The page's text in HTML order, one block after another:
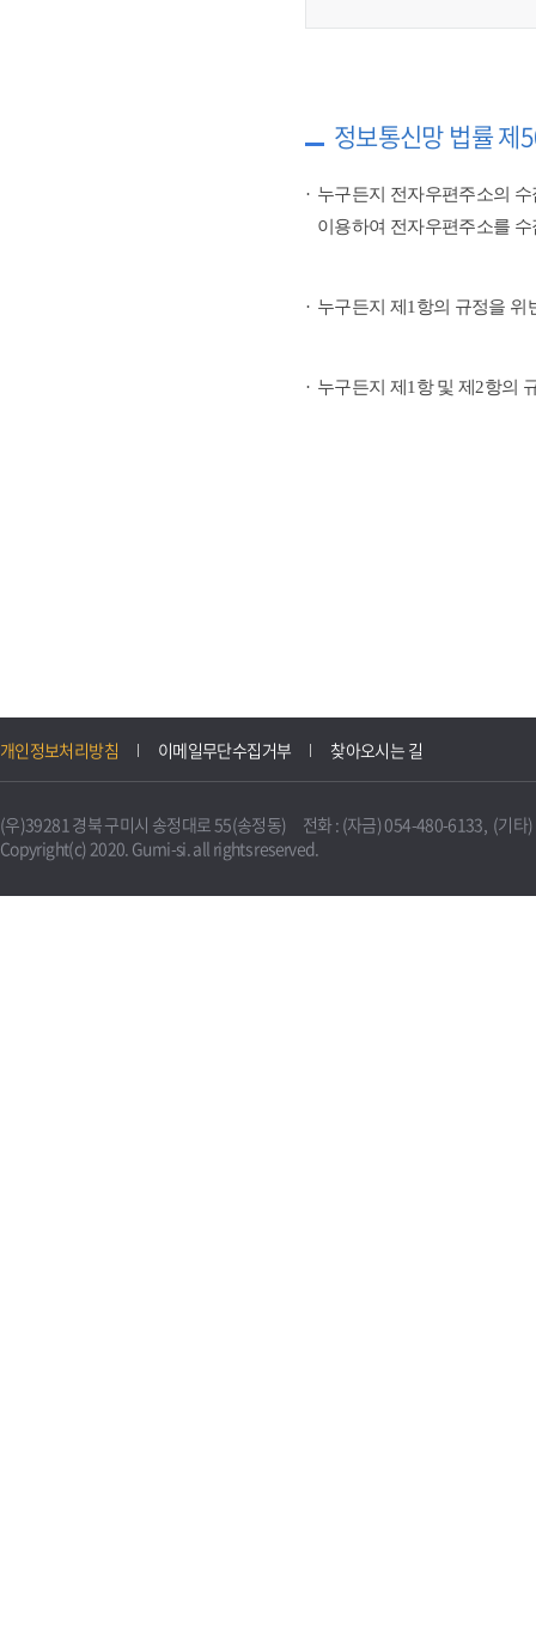
정보통신망 법률 제
누구든지 전자우편주소의
이용하여 전자우편주소를
누구든지 제1항의 규정을 위
누구든지 제1항 및 제2항의
개인정보처리방침 이메일무단수집거부 찾아오시는 길
(우)39281 경북 구미시 송정대로 55(송정동) 전화 : (자금) 054-480-6133, (기타
Copyright(c) 2020. Gumi-si. all rights reserved.